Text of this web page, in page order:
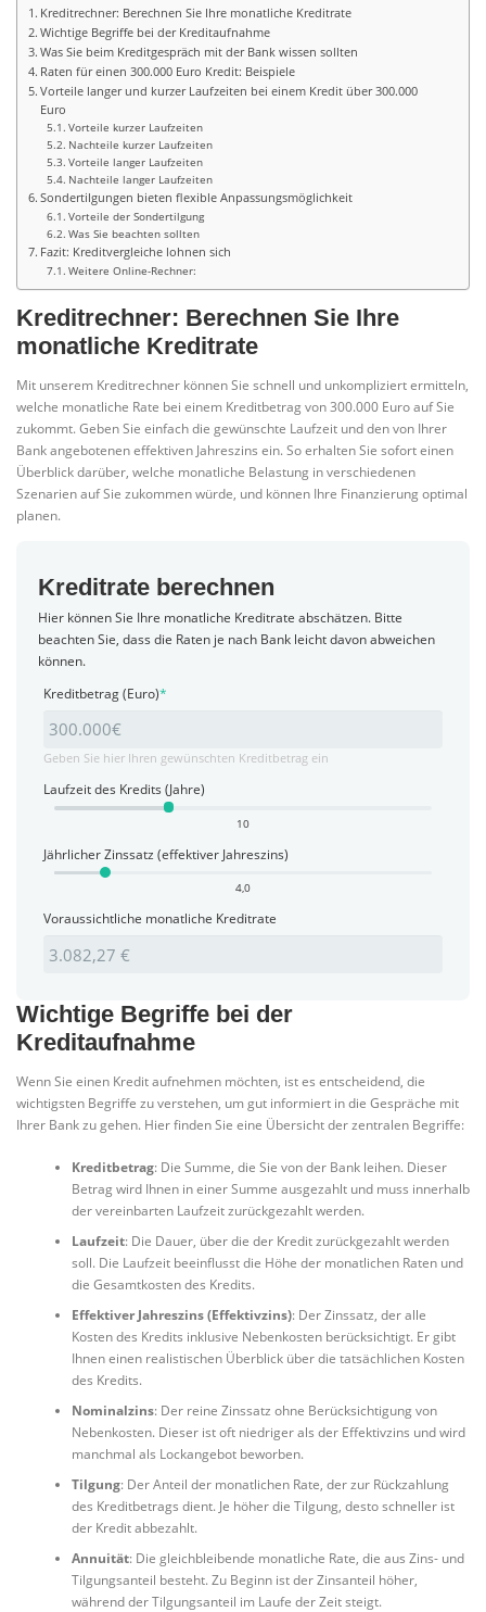
Kreditrechner: Berechnen Sie Ihre monatliche Kreditrate
Wichtige Begriffe bei der Kreditaufnahme
Was Sie beim Kreditgespräch mit der Bank wissen sollten
Raten für einen 300.000 Euro Kredit: Beispiele
Vorteile langer und kurzer Laufzeiten bei einem Kredit über 300.000
Euro
Vorteile kurzer Laufzeiten
Nachteile kurzer Laufzeiten
Vorteile langer Laufzeiten
Nachteile langer Laufzeiten
Sondertilgungen bieten flexible Anpassungsmöglichkeit
Vorteile der Sondertilgung
Was Sie beachten sollten
Fazit: Kreditvergleiche lohnen sich
Weitere Online-Rechner:
Kreditrechner: Berechnen Sie Ihre
monatliche Kreditrate
Mit unserem Kreditrechner können Sie schnell und unkompliziert ermitteln,
welche monatliche Rate bei einem Kreditbetrag von 300.000 Euro auf Sie
zukommt. Geben Sie einfach die gewünschte Laufzeit und den von Ihrer
Bank angebotenen effektiven Jahreszins ein. So erhalten Sie sofort einen
Überblick darüber, welche monatliche Belastung in verschiedenen
Szenarien auf Sie zukommen würde, und können Ihre Finanzierung optimal
planen.
Kreditrate berechnen
Hier können Sie Ihre monatliche Kreditrate abschätzen. Bitte
beachten Sie, dass die Raten je nach Bank leicht davon abweichen
können.
Kreditbetrag (Euro)*
Geben Sie hier Ihren gewünschten Kreditbetrag ein
Laufzeit des Kredits (Jahre)
10
Jährlicher Zinssatz (effektiver Jahreszins)
4,0
Voraussichtliche monatliche Kreditrate
Wichtige Begriffe bei der
Kreditaufnahme
Wenn Sie einen Kredit aufnehmen möchten, ist es entscheidend, die
wichtigsten Begriffe zu verstehen, um gut informiert in die Gespräche mit
Ihrer Bank zu gehen. Hier finden Sie eine Übersicht der zentralen Begriffe:
Kreditbetrag: Die Summe, die Sie von der Bank leihen. Dieser
Betrag wird Ihnen in einer Summe ausgezahlt und muss innerhalb
der vereinbarten Laufzeit zurückgezahlt werden.
Laufzeit: Die Dauer, über die der Kredit zurückgezahlt werden
soll. Die Laufzeit beeinflusst die Höhe der monatlichen Raten und
die Gesamtkosten des Kredits.
Effektiver Jahreszins (Effektivzins): Der Zinssatz, der alle
Kosten des Kredits inklusive Nebenkosten berücksichtigt. Er gibt
Ihnen einen realistischen Überblick über die tatsächlichen Kosten
des Kredits.
Nominalzins: Der reine Zinssatz ohne Berücksichtigung von
Nebenkosten. Dieser ist oft niedriger als der Effektivzins und wird
manchmal als Lockangebot beworben.
Tilgung: Der Anteil der monatlichen Rate, der zur Rückzahlung
des Kreditbetrags dient. Je höher die Tilgung, desto schneller ist
der Kredit abbezahlt.
Annuität: Die gleichbleibende monatliche Rate, die aus Zins- und
Tilgungsanteil besteht. Zu Beginn ist der Zinsanteil höher,
während der Tilgungsanteil im Laufe der Zeit steigt.